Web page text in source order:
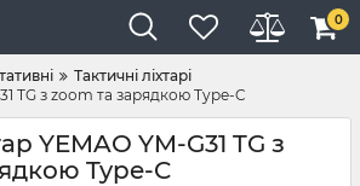
0
Тактичні ліхтарі
TG з zoom та зарядкою Type-C
YEMAO YM-G31 TG з
Type-C